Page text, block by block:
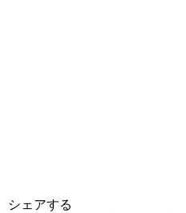
シェアする